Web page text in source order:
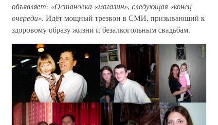
объявляет: «Остановка «магазин», следующая «конец
очереди». Идёт мощный трезвон в СМИ, призывающий к
здоровому образу жизни и безалкогольным свадьбам.